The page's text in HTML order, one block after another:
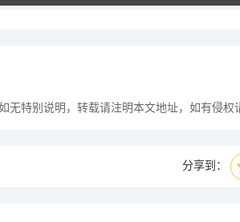
无特别说明，转载请注明本文地址，如有侵权
分享到：